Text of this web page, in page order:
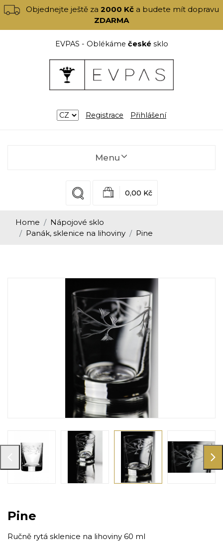
Objednejte ještě za2000 Kč a budete mít dopravu
ZDARMA
EVPAS - Oblékáme českésklo
Registrace Přihlášení
Menu
0,00 Kč
Home
Nápojové sklo
Panák, sklenice na lihoviny
Pine
Pine
Ručně rytá sklenice na lihoviny 60 ml